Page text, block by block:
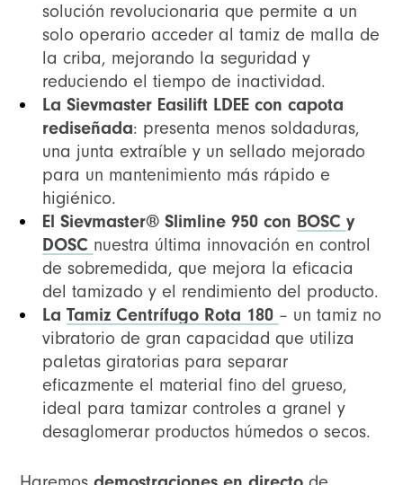
solución revolucionaria que permite a un
solo operario acceder al tamiz de malla de
la criba, mejorando la seguridad y
reduciendo el tiempo de inactividad.
La Sievmaster Easilift LDEE con capota
rediseñada: presenta menos soldaduras,
una junta extraíble y un sellado mejorado
para un mantenimiento más rápido e
higiénico.
El Sievmaster® Slimline 950 con BOSC y
DOSC nuestra última innovación en control
de sobremedida, que mejora la eficacia
del tamizado y el rendimiento del producto.
LaTamiz Centrífugo Rota 180 – un tamiz no
vibratorio de gran capacidad que utiliza
paletas giratorias para separar
eficazmente el material fino del grueso,
ideal para tamizar controles a granel y
desaglomerar productos húmedos o secos.